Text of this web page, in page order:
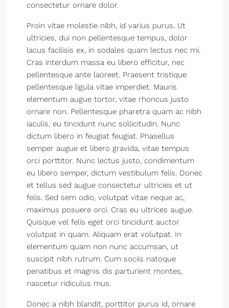
consectetur ornare dolor.
Proin vitae molestie nibh, id varius purus. Ut
ultricies, dui non pellentesque tempus, dolor
lacus facilisis ex, in sodales quam lectus nec mi.
Cras interdum massa eu libero efficitur, nec
pellentesque ante laoreet. Praesent tristique
pellentesque ligula vitae imperdiet. Mauris
elementum augue tortor, vitae rhoncus justo
ornare non. Pellentesque pharetra quam ac nibh
iaculis, eu tincidunt nunc sollicitudin. Nunc
dictum libero in feugiat feugiat. Phasellus
semper augue et libero gravida, vitae tempus
orci porttitor. Nunc lectus justo, condimentum
eu libero semper, dictum vestibulum felis. Donec
et tellus sed augue consectetur ultricies et ut
felis. Sed sem odio, volutpat vitae neque ac,
maximus posuere orci. Cras eu ultrices augue.
Quisque vel felis eget orci tincidunt auctor
volutpat in quam. Aliquam erat volutpat. In
elementum quam non nunc accumsan, ut
suscipit nibh rutrum. Cum sociis natoque
penatibus et magnis dis parturient montes,
nascetur ridiculus mus.
Donec a nibh blandit, porttitor purus id, ornare